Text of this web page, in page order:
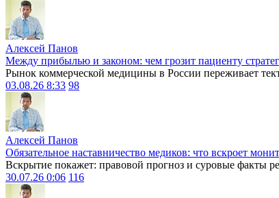
Алексей Панов
Между прибылью и законом: чем грозит пациенту
Рынок коммерческой медицины в России переживает
03.08.26 8:33 98
Алексей Панов
Обязательное наставничество медиков: что вскроет
Вскрытие покажет: правовой прогноз и суровые факты
30.07.26 0:06 116